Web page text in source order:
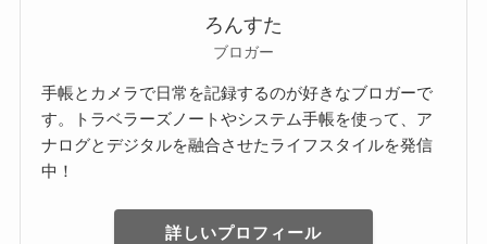
ろんすた
ブロガー
手帳とカメラで日常を記録するのが好きなブロガーで
す。トラベラーズノートやシステム手帳を使って、ア
ナログとデジタルを融合させたライフスタイルを発信
中！
詳しいプロフィール